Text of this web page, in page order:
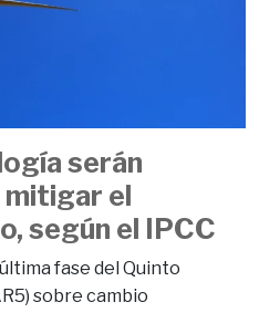
serán
mitigar el
según el IPCC
fase del Quinto
sobre cambio